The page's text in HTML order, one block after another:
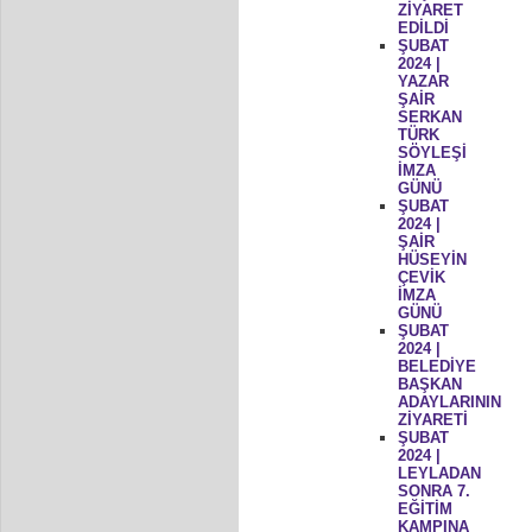
ZİYARET
EDİLDİ
ŞUBAT
2024 |
YAZAR
ŞAİR
SERKAN
TÜRK
SÖYLEŞİ
İMZA
GÜNÜ
ŞUBAT
2024 |
ŞAİR
HÜSEYİN
ÇEVİK
İMZA
GÜNÜ
ŞUBAT
2024 |
BELEDİYE
BAŞKAN
ADAYLARININ
ZİYARETİ
ŞUBAT
2024 |
LEYLADAN
SONRA 7.
EĞİTİM
KAMPINA